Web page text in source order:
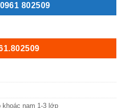
802509
khoác nam 1-3 lớp